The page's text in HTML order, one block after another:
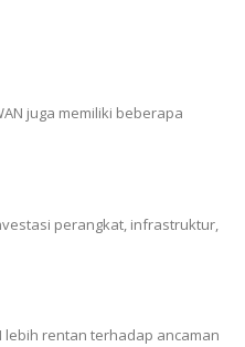
juga memiliki beberapa
perangkat, infrastruktur,
lebih rentan terhadap ancaman